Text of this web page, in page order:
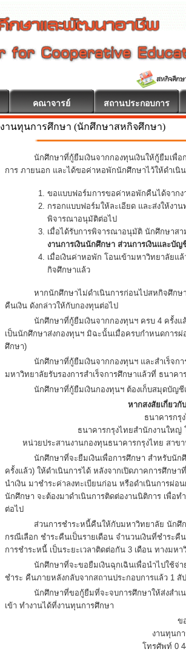
คณาจารย์ สถานประกอบการ
งานทุนการศึกษา (นักศึกษาสหกิจศึกษา)
นักศึกษาที่กู้ยืมเงินจากกองทุนเงินให้กู้ยืมเพื่อกา
การ ภายนอก และได้ขอค่าหอพักนักศึกษาไว้ให้ดำเนิ
ขอแบบฟอร์มการขอค่าหอพักคืนได้จากง
กรอกแบบฟอร์มให้ละเอียด และส่งให้งา
พิจารณาอนุมัติต่อไป
เมื่อได้รับการพิจารณาอนุมัติ นักศึกษาสา
งานการเงินนักศึกษา ส่วนการเงินและบัญ
เมื่อเงินค่าหอพัก โอนเข้ามหาวิทยาลัย
กิจศึกษาแล้ว
หากนักศึกษาไม่ดำเนินการก่อนไปสหกิจศึกษา เ
คืนเงิน ดังกล่าวให้กับกองทุนต่อไป
นักศึกษาที่กู้ยืมเงินจากกองทุนฯ ครบ 4 ครั้งแล้ว
เป็นนักศึกษาส่งกองทุนฯ มิฉะนั้นเมื่อครบกำหนดการ
ศึกษา)
นักศึกษาที่กู้ยืมเงินจากกองทุนฯ และสำเร็จการศึ
มหาวิทยาลัยรับรองการสำเร็จการศึกษาแล้วที่ ธนาค
นักศึกษาที่กู้ยืมเงินกองทุนฯ ต้องเก็บสมุดบัญชีเงิน
หากสงสัยเกี่ยว
ธนาคารกรุ
ธนาคารกรุงไทยสำนักงานใหญ่
หน่วยประสานงานกองทุนธนาคารกรุงไทย สาข
นักศึกษาที่จะยืมเงินเพื่อการศึกษา สำหรับนักศึก
ครั้งแล้ว) ให้ดำเนินการได้ หลังจากเปิดภาคการศึก
นำเงิน มาชำระค่าลงทะเบียนก่อน หรือดำเนินการผ่
นักศึกษา จะต้องมาดำเนินการติดต่องานนิติการ เพื่อ
ต่อไป
ส่วนการชำระหนี้คืนให้กับมหาวิทยาลัย นักศึกษา
กรณีเลือก ชำระคืนเป็นรายเดือน จำนวนเงินที่ชำระ
การชำระหนี้ เป็นระยะเวลาติดต่อกัน 3 เดือน ทางมห
นักศึกษาที่จะขอยืมเงินฉุกเฉินเพื่อนำไปใช้จ่ายใ
ชำระ คืนภายหลังกลับจากสถานประกอบการแล้ว 1 สั
นักศึกษาที่ขอกู้ยืมที่จะจบการศึกษาให้ส่งสำเนาห
เข้า ทำงานได้ที่งานทุนการศึกษา
ข
งานทุนก
โทรศัพท์ 0